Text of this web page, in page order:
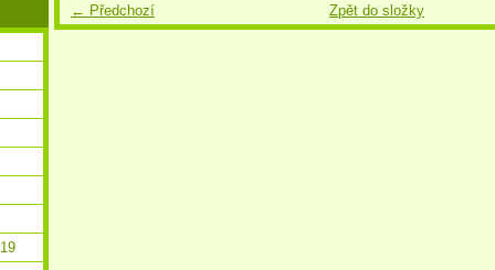
← Předchozí Zpět do složky